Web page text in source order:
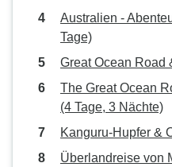
dieser Tour sehr
können sie nur
Australien -
Tage)
Great Ocean Road
The Great Ocean
(4 Tage, 3 Nächte)
Kanguru-Hupfer &
Überlandreise von